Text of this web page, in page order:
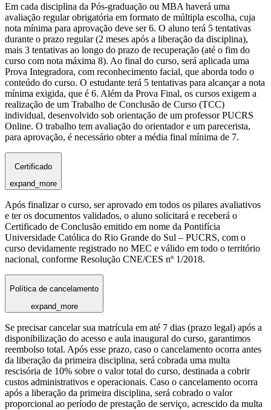
Em cada disciplina da Pós-graduação ou MBA haverá uma
avaliação regular obrigatória em formato de múltipla escolha, cuja
nota mínima para aprovação deve ser 6. O aluno terá 5 tentativas
durante o prazo regular (2 meses após a liberação da disciplina),
mais 3 tentativas ao longo do prazo de recuperação (até o fim do
curso com nota máxima 8). Ao final do curso, será aplicada uma
Prova Integradora, com reconhecimento facial, que aborda todo o
conteúdo do curso. O estudante terá 5 tentativas para alcançar a nota
mínima exigida, que é 6. Além da Prova Final, os cursos exigem a
realização de um Trabalho de Conclusão de Curso (TCC)
individual, desenvolvido sob orientação de um professor PUCRS
Online. O trabalho tem avaliação do orientador e um parecerista,
para aprovação, é necessário obter a média final mínima de 7.
Certificado
expand_more
Após finalizar o curso, ser aprovado em todos os pilares avaliativos
e ter os documentos validados, o aluno solicitará e receberá o
Certificado de Conclusão emitido em nome da Pontifícia
Universidade Católica do Rio Grande do Sul – PUCRS, com o
curso devidamente registrado no MEC e válido em todo o território
nacional, conforme Resolução CNE/CES nº 1/2018.
Política de cancelamento
expand_more
Se precisar cancelar sua matrícula em até 7 dias (prazo legal) após a
disponibilização do acesso e aula inaugural do curso, garantimos
reembolso total. Após esse prazo, caso o cancelamento ocorra antes
da liberação da primeira disciplina, será cobrada uma multa
rescisória de 10% sobre o valor total do curso, destinada a cobrir
custos administrativos e operacionais. Caso o cancelamento ocorra
após a liberação da primeira disciplina, será cobrado o valor
proporcional ao período de prestação de serviço, acrescido da multa